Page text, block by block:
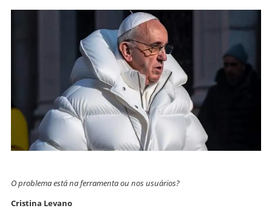
O problema está na ferramenta ou nos usuários?
Cristina Levano